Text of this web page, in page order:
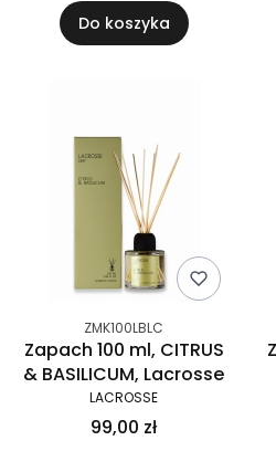
Do koszyka
ZMK100LBLC
Zapach 100 ml, CITRUS
& BASILICUM, Lacrosse
LACROSSE
99,00 zł